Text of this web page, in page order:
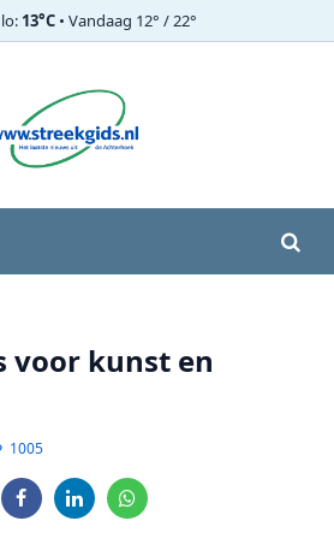
13°C• Vandaag 12° / 22°
voor kunst en
1005